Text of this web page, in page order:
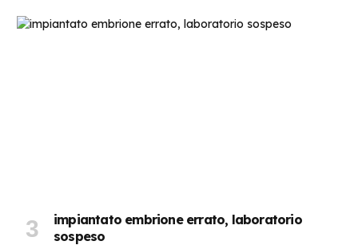
impiantato embrione errato, laboratorio
sospeso